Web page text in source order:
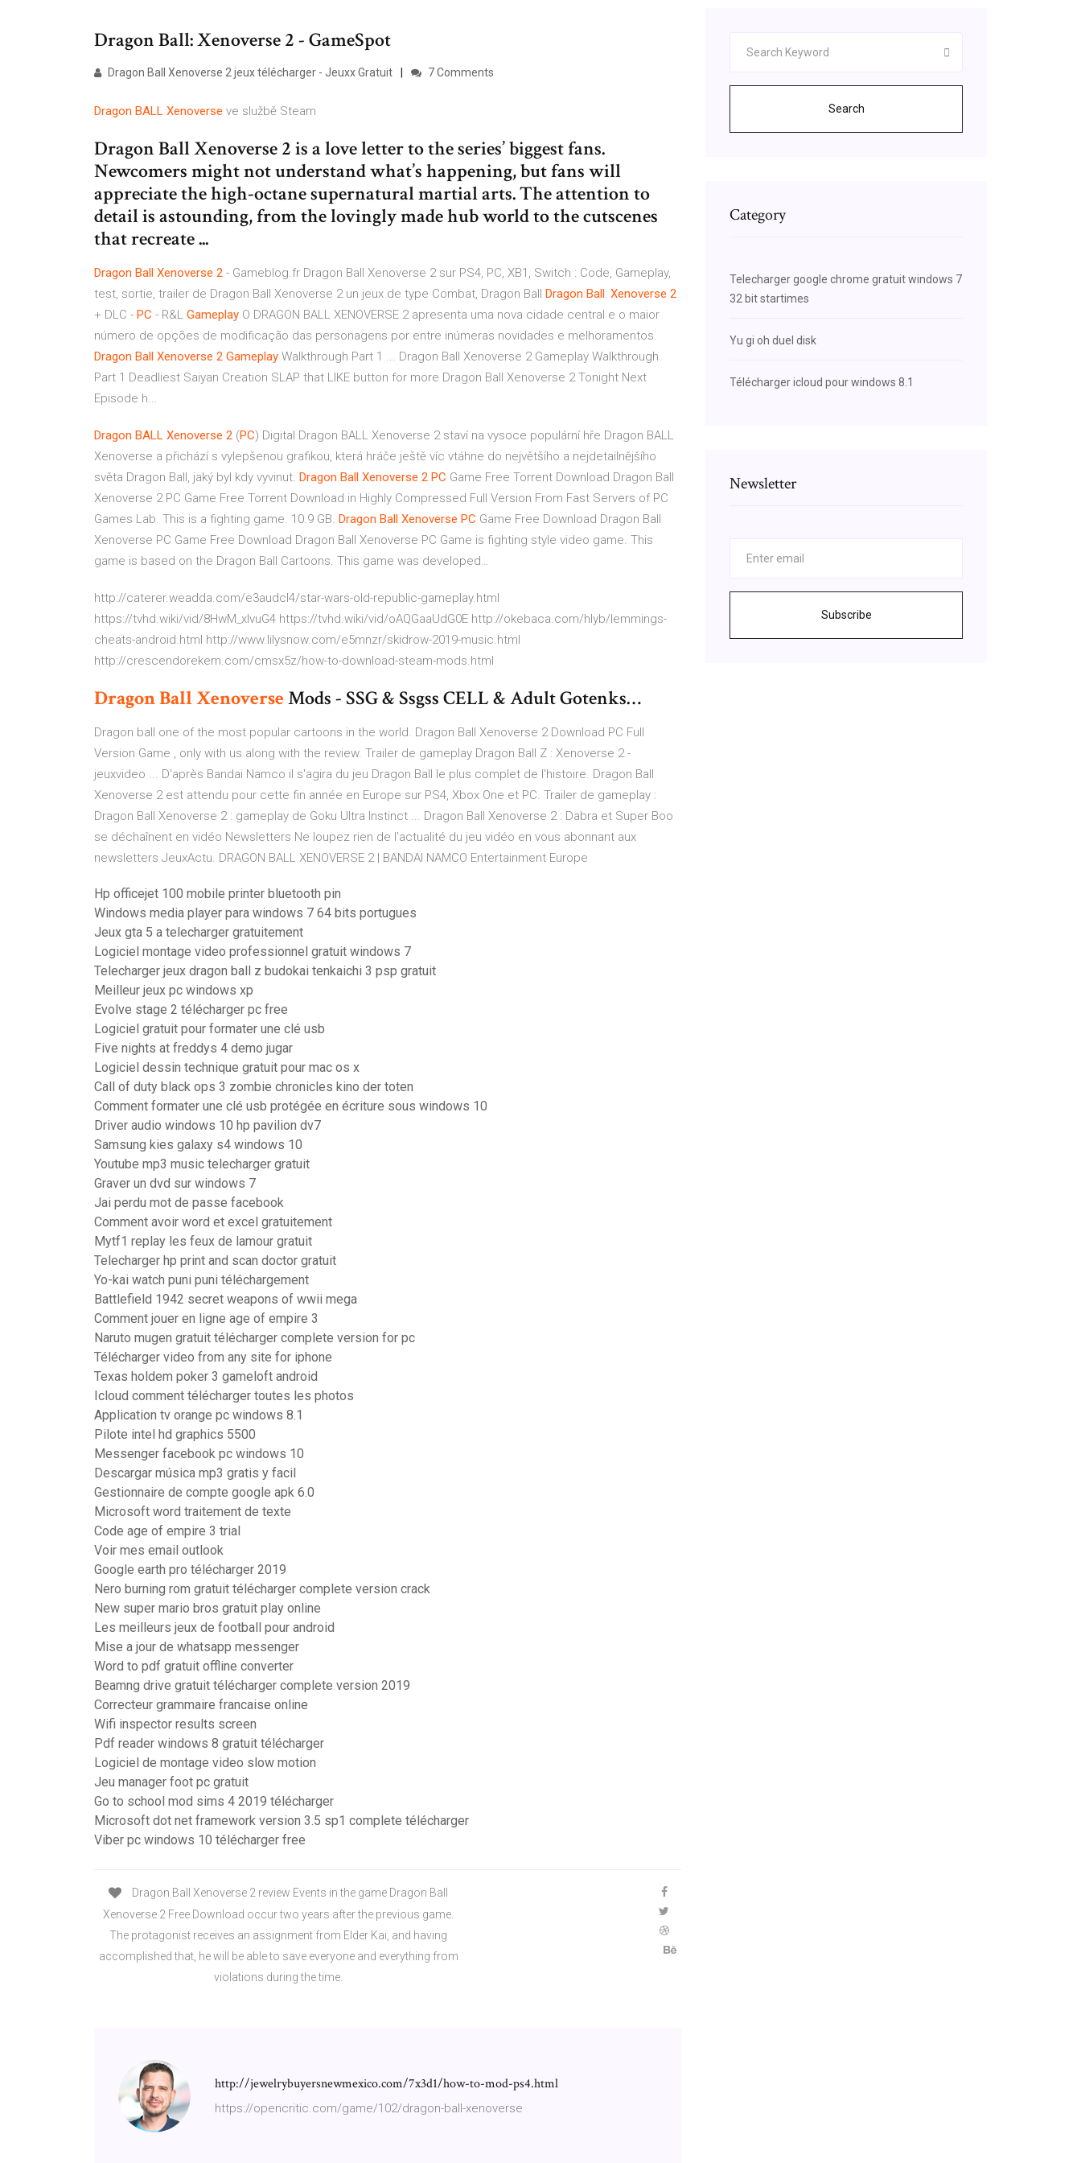
Dragon Ball: Xenoverse 2 - GameSpot
Dragon Ball Xenoverse 2 jeux télécharger - Jeuxx Gratuit 7 Comments
Dragon BALL Xenoverse ve službě Steam
Dragon Ball Xenoverse 2 is a love letter to the series’ biggest fans.
Newcomers might not understand what’s happening, but fans will
appreciate the high-octane supernatural martial arts. The attention to
detail is astounding, from the lovingly made hub world to the cutscenes
that recreate ...
Dragon Ball Xenoverse 2 - Gameblog.fr Dragon Ball Xenoverse 2 sur PS4, PC, XB1, Switch : Code, Gameplay,
test, sortie, trailer de Dragon Ball Xenoverse 2 un jeux de type Combat, Dragon Ball Dragon Ball: Xenoverse 2
+ DLC - PC - R&L Gameplay O DRAGON BALL XENOVERSE 2 apresenta uma nova cidade central e o maior
número de opções de modificação das personagens por entre inúmeras novidades e melhoramentos.
Dragon Ball Xenoverse 2 Gameplay Walkthrough Part 1 ... Dragon Ball Xenoverse 2 Gameplay Walkthrough
Part 1 Deadliest Saiyan Creation SLAP that LIKE button for more Dragon Ball Xenoverse 2 Tonight Next
Episode h...
Dragon BALL Xenoverse 2 (PC) Digital Dragon BALL Xenoverse 2 staví na vysoce populární hře Dragon BALL
Xenoverse a přichází s vylepšenou grafikou, která hráče ještě víc vtáhne do největšího a nejdetailnějšího
světa Dragon Ball, jaký byl kdy vyvinut. Dragon Ball Xenoverse 2 PC Game Free Torrent Download Dragon Ball
Xenoverse 2 PC Game Free Torrent Download in Highly Compressed Full Version From Fast Servers of PC
Games Lab. This is a fighting game. 10.9 GB. Dragon Ball Xenoverse PC Game Free Download Dragon Ball
Xenoverse PC Game Free Download Dragon Ball Xenoverse PC Game is fighting style video game. This
game is based on the Dragon Ball Cartoons. This game was developed…
http://caterer.weadda.com/e3audcl4/star-wars-old-republic-gameplay.html
https://tvhd.wiki/vid/8HwM_xlvuG4 https://tvhd.wiki/vid/oAQGaaUdG0E http://okebaca.com/hlyb/lemmings-
cheats-android.html http://www.lilysnow.com/e5mnzr/skidrow-2019-music.html
http://crescendorekem.com/cmsx5z/how-to-download-steam-mods.html
Dragon BallXenoverseMods - SSG & Ssgss CELL & Adult Gotenks…
Dragon ball one of the most popular cartoons in the world. Dragon Ball Xenoverse 2 Download PC Full
Version Game , only with us along with the review. Trailer de gameplay Dragon Ball Z : Xenoverse 2 -
jeuxvideo ... D'après Bandai Namco il s'agira du jeu Dragon Ball le plus complet de l'histoire. Dragon Ball
Xenoverse 2 est attendu pour cette fin année en Europe sur PS4, Xbox One et PC. Trailer de gameplay :
Dragon Ball Xenoverse 2 : gameplay de Goku Ultra Instinct ... Dragon Ball Xenoverse 2 : Dabra et Super Boo
se déchaînent en vidéo Newsletters Ne loupez rien de l'actualité du jeu vidéo en vous abonnant aux
newsletters JeuxActu. DRAGON BALL XENOVERSE 2 | BANDAI NAMCO Entertainment Europe
Hp officejet 100 mobile printer bluetooth pin
Windows media player para windows 7 64 bits portugues
Jeux gta 5 a telecharger gratuitement
Logiciel montage video professionnel gratuit windows 7
Telecharger jeux dragon ball z budokai tenkaichi 3 psp gratuit
Meilleur jeux pc windows xp
Evolve stage 2 télécharger pc free
Logiciel gratuit pour formater une clé usb
Five nights at freddys 4 demo jugar
Logiciel dessin technique gratuit pour mac os x
Call of duty black ops 3 zombie chronicles kino der toten
Comment formater une clé usb protégée en écriture sous windows 10
Driver audio windows 10 hp pavilion dv7
Samsung kies galaxy s4 windows 10
Youtube mp3 music telecharger gratuit
Graver un dvd sur windows 7
Jai perdu mot de passe facebook
Comment avoir word et excel gratuitement
Mytf1 replay les feux de lamour gratuit
Telecharger hp print and scan doctor gratuit
Yo-kai watch puni puni téléchargement
Battlefield 1942 secret weapons of wwii mega
Comment jouer en ligne age of empire 3
Naruto mugen gratuit télécharger complete version for pc
Télécharger video from any site for iphone
Texas holdem poker 3 gameloft android
Icloud comment télécharger toutes les photos
Application tv orange pc windows 8.1
Pilote intel hd graphics 5500
Messenger facebook pc windows 10
Descargar música mp3 gratis y facil
Gestionnaire de compte google apk 6.0
Microsoft word traitement de texte
Code age of empire 3 trial
Voir mes email outlook
Google earth pro télécharger 2019
Nero burning rom gratuit télécharger complete version crack
New super mario bros gratuit play online
Les meilleurs jeux de football pour android
Mise a jour de whatsapp messenger
Word to pdf gratuit offline converter
Beamng drive gratuit télécharger complete version 2019
Correcteur grammaire francaise online
Wifi inspector results screen
Pdf reader windows 8 gratuit télécharger
Logiciel de montage video slow motion
Jeu manager foot pc gratuit
Go to school mod sims 4 2019 télécharger
Microsoft dot net framework version 3.5 sp1 complete télécharger
Viber pc windows 10 télécharger free
Dragon Ball Xenoverse 2 review Events in the game Dragon Ball
Xenoverse 2 Free Download occur two years after the previous game.
The protagonist receives an assignment from Elder Kai, and having
accomplished that, he will be able to save everyone and everything from
violations during the time.
http://jewelrybuyersnewmexico.com/7x3d1/how-to-mod-ps4.html
https://opencritic.com/game/102/dragon-ball-xenoverse
Search
Category
Telecharger google chrome gratuit windows 7
32 bit startimes
Yu gi oh duel disk
Télécharger icloud pour windows 8.1
Newsletter
Subscribe